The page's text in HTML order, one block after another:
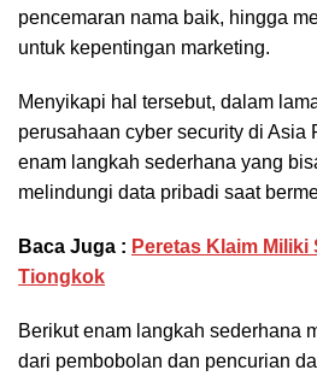
pencemaran nama baik, hingga
untuk kepentingan marketing.
Menyikapi hal tersebut, dalam
perusahaan cyber security di Asia
enam langkah sederhana yang
melindungi data pribadi saat
Baca Juga : Peretas Klaim Miliki
Tiongkok
Berikut enam langkah sederhana
dari pembobolan dan pencurian